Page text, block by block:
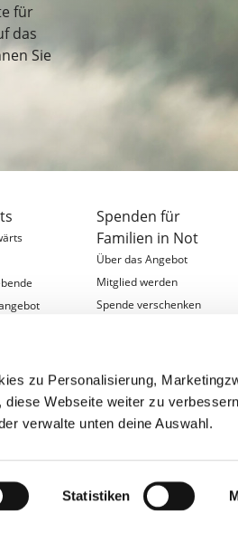
zu Personalisierung,
Webseite weiter zu
verwalte unten deine Auswahl.
Statistiken
für
das
Sie
widerrufen
Spenden für
Familien in Not
Über das Angebot
Mitglied werden
Spende verschenken
Cookie-Einstellungen